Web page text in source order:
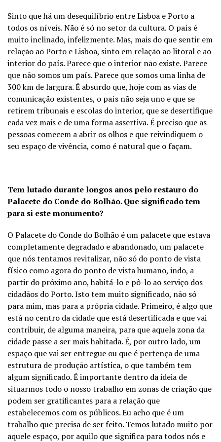
Sinto que há um desequilíbrio entre Lisboa e Porto a
todos os níveis. Não é só no setor da cultura. O país é
muito inclinado, infelizmente. Mas, mais do que sentir em
relação ao Porto e Lisboa, sinto em relação ao litoral e ao
interior do país. Parece que o interior não existe. Parece
que não somos um país. Parece que somos uma linha de
300 km de largura. É absurdo que, hoje com as vias de
comunicação existentes, o país não seja uno e que se
retirem tribunais e escolas do interior, que se desertifique
cada vez mais e de uma forma assertiva. É preciso que as
pessoas comecem a abrir os olhos e que reivindiquem o
seu espaço de vivência, como é natural que o façam.
Tem lutado durante longos anos pelo restauro do
Palacete do Conde do Bolhão. Que significado tem
para si este monumento?
O Palacete do Conde do Bolhão é um palacete que estava
completamente degradado e abandonado, um palacete
que nós tentamos revitalizar, não só do ponto de vista
físico como agora do ponto de vista humano, indo, a
partir do próximo ano, habitá-lo e pô-lo ao serviço dos
cidadãos do Porto. Isto tem muito significado, não só
para mim, mas para a própria cidade. Primeiro, é algo que
está no centro da cidade que está desertificada e que vai
contribuir, de alguma maneira, para que aquela zona da
cidade passe a ser mais habitada. É, por outro lado, um
espaço que vai ser entregue ou que é pertença de uma
estrutura de produção artística, o que também tem
algum significado. É importante dentro da ideia de
situarmos todo o nosso trabalho em zonas de criação que
podem ser gratificantes para a relação que
estabelecemos com os públicos. Eu acho que é um
trabalho que precisa de ser feito. Temos lutado muito por
aquele espaço, por aquilo que significa para todos nós e